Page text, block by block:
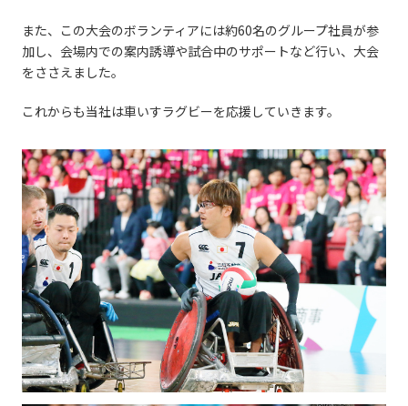
また、この大会のボランティアには約60名のグループ社員が参
加し、会場内での案内誘導や試合中のサポートなど行い、大会
をささえました。
これからも当社は車いすラグビーを応援していきます。